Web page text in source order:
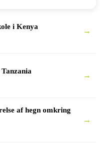
i Kenya
→
→
af hegn omkring
→